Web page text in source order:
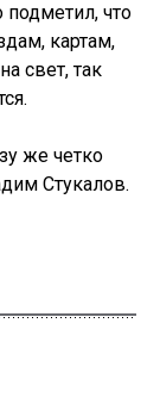
что
картам,
свет, так
же четко
Стукалов.